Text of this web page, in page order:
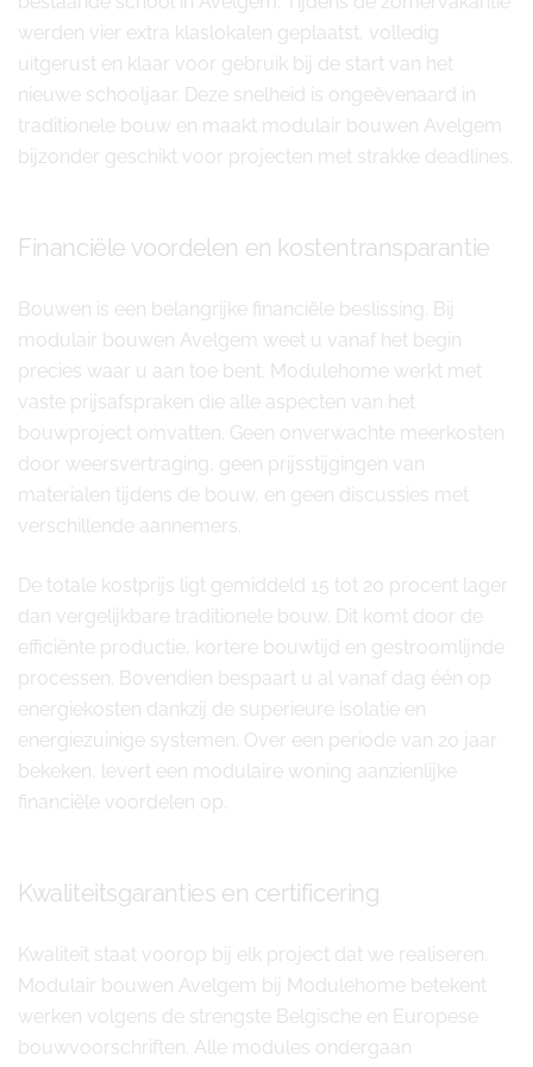
werden vier extra klaslokalen geplaatst, volledig
uitgerust en klaar voor gebruik bij de start van het
nieuwe schooljaar. Deze snelheid is ongeëvenaard in
traditionele bouw en maakt modulair bouwen Avelgem
bijzonder geschikt voor projecten met strakke deadlines.
Financiële voordelen en kostentransparantie
Bouwen is een belangrijke financiële beslissing. Bij
modulair bouwen Avelgem weet u vanaf het begin
precies waar u aan toe bent. Modulehome werkt met
vaste prijsafspraken die alle aspecten van het
bouwproject omvatten. Geen onverwachte meerkosten
door weersvertraging, geen prijsstijgingen van
materialen tijdens de bouw, en geen discussies met
verschillende aannemers.
De totale kostprijs ligt gemiddeld 15 tot 20 procent lager
dan vergelijkbare traditionele bouw. Dit komt door de
efficiënte productie, kortere bouwtijd en gestroomlijnde
processen. Bovendien bespaart u al vanaf dag één op
energiekosten dankzij de superieure isolatie en
energiezuinige systemen. Over een periode van 20 jaar
bekeken, levert een modulaire woning aanzienlijke
financiële voordelen op.
Kwaliteitsgaranties en certificering
Kwaliteit staat voorop bij elk project dat we realiseren.
Modulair bouwen Avelgem bij Modulehome betekent
werken volgens de strengste Belgische en Europese
bouwvoorschriften. Alle modules ondergaan